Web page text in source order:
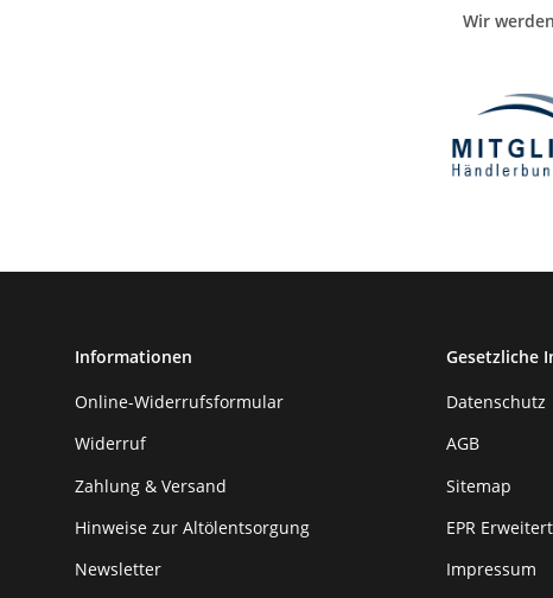
Wir
Informationen
Online-Widerrufsformular
Widerruf
Zahlung & Versand
Hinweise zur Altölentsorgung
Newsletter
Gesetzliche
Datenschutz
AGB
Sitemap
EPR
Impressum